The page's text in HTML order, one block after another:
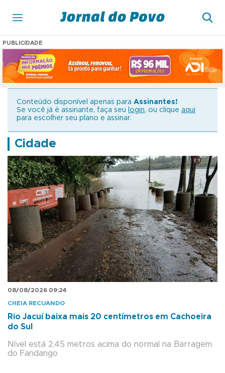
PUBLICIDADE
Conteúdo disponível apenas para Assinantes!
Se você já é assinante, faça seu
login, ou clique aqui
para escolher seu plano e assinar.
Cidade
08/08/2026 09:24
CHEIA RECUANDO
Rio Jacuí baixa mais 20 centímetros em Cachoeira
do Sul
Nível está 2,45 metros acima do normal na Barragem
do Fandango